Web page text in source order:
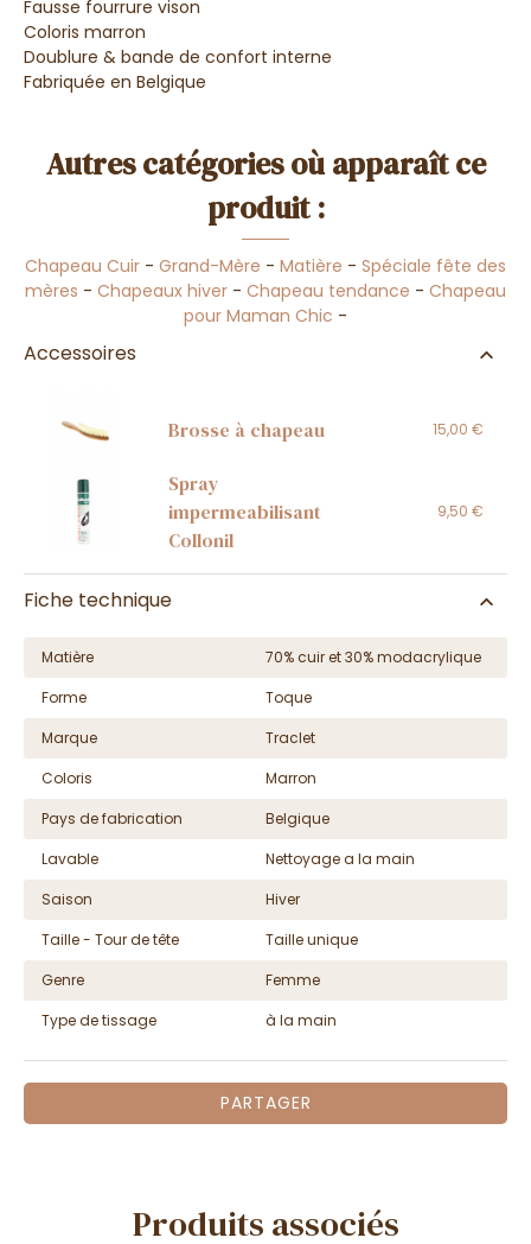
Fausse fourrure vison
Coloris marron
Doublure & bande de confort interne
Fabriquée en Belgique
Autres catégories où apparaît ce
produit :
Chapeau Cuir - Grand-Mère - Matière - Spéciale fête des
mères - Chapeaux hiver - Chapeau tendance - Chapeau
pour Maman Chic -
Accessoires
Brosse à chapeau 15,00 €
Spray
impermeabilisant
Collonil
9,50 €
Fiche technique
Matière
70% cuir et 30% modacrylique
Forme
Toque
Marque
Traclet
Coloris
Marron
Pays de fabrication
Belgique
Lavable
Nettoyage a la main
Saison
Hiver
Taille - Tour de tête
Taille unique
Genre
Femme
Type de tissage
à la main
PARTAGER
Produits associés